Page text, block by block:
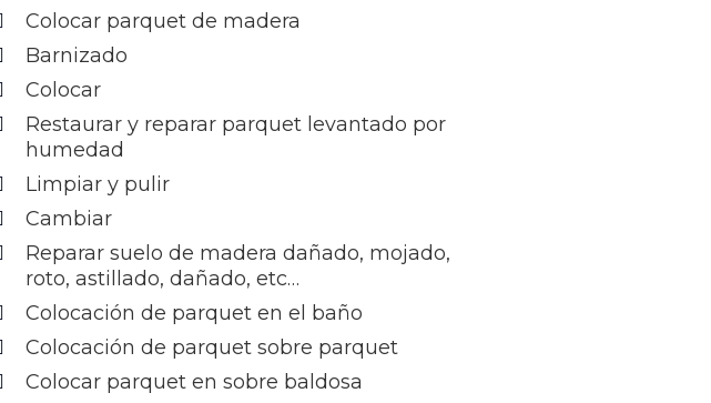
Colocar parquet de madera
Barnizado
Colocar
Restaurar y reparar parquet levantado por
humedad
Limpiar y pulir
Cambiar
Reparar suelo de madera dañado, mojado,
roto, astillado, dañado, etc…
Colocación de parquet en el baño
Colocación de parquet sobre parquet
Colocar parquet en sobre baldosa